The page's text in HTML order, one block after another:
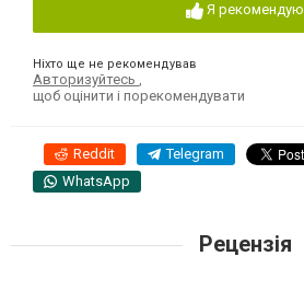
Я рекомендую
Ніхто ще не рекомендував
Авторизуйтесь
щоб оцінити і порекомендувати
Reddit Telegram
WhatsApp
Рецензія